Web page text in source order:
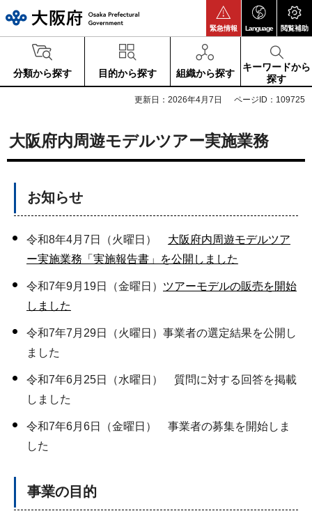
緊急情報 Language 閲覧補助
分類から探す 目的から探す 組織から探す
キーワードから
探す
更新日：2026年4月7日 ページID：109725
大阪府内周遊モデルツアー実施業務
お知らせ
令和8年4月7日（火曜日） 大阪府内周遊モデルツア
ー実施業務「実施報告書」を公開しました
令和7年9月19日（金曜日） ツアーモデルの販売を開始
しました
令和7年7月29日（火曜日）事業者の選定結果を公開し
ました
令和7年6月25日（水曜日） 質問に対する回答を掲載
しました
令和7年6月6日（金曜日） 事業者の募集を開始しま
した
事業の目的